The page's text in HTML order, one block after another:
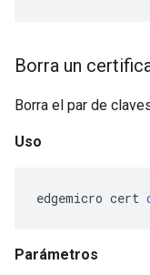
Borra un
Borra el par de
Uso
edgemicro cert
Parámetros